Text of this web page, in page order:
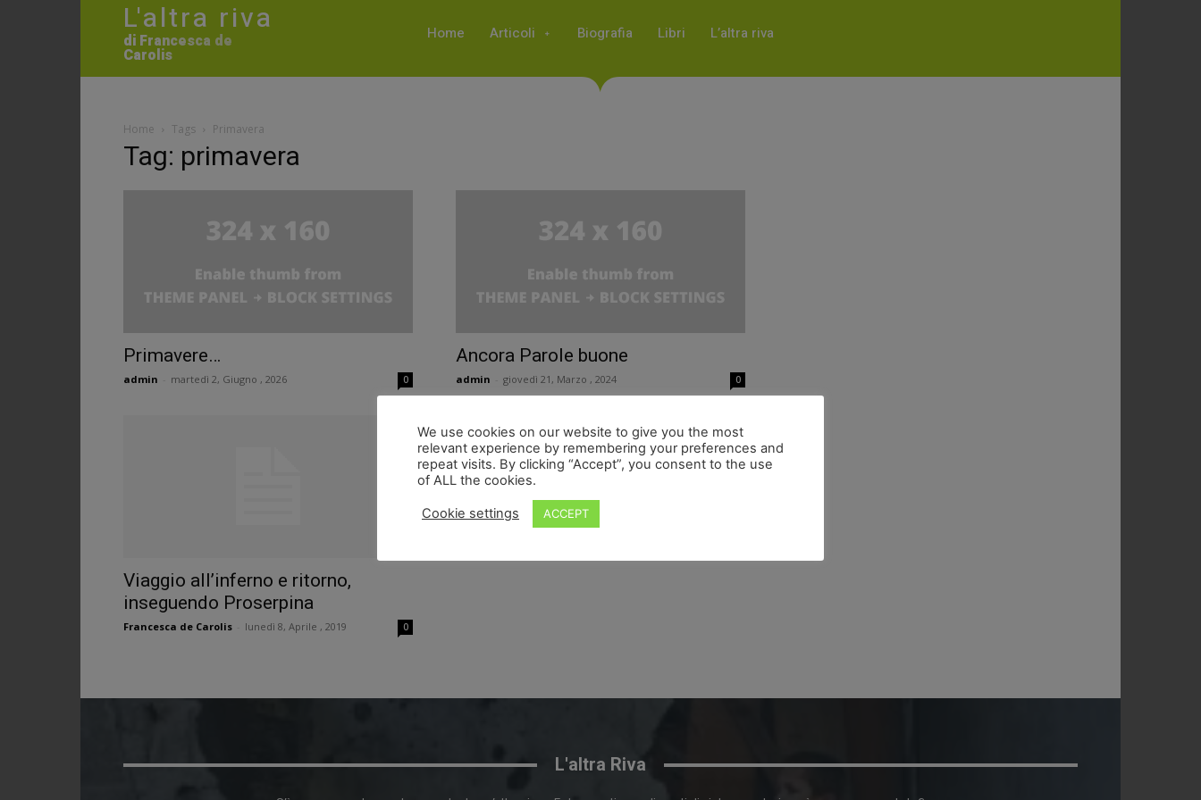
L'altra riva
di Francesca de
Carolis
Home Articoli Biografia Libri L’altra riva
Home Tags Primavera
Tag: primavera
Primavere…
admin martedì 2, Giugno , 2026 0
Ancora Parole buone
admin giovedì 21, Marzo , 2024 0
Viaggio all’inferno e ritorno,
inseguendo Proserpina
Francesca de Carolis lunedì 8, Aprile , 2019 0
L'altra Riva
We use cookies on our website to give you the most
relevant experience by remembering your preferences and
repeat visits. By clicking “Accept”, you consent to the use
of ALL the cookies.
Cookie settings ACCEPT